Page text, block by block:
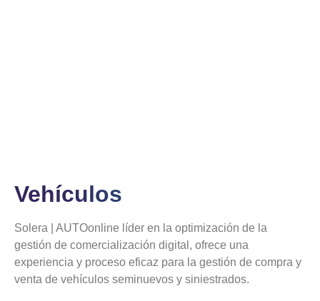
Vehículos
Solera | AUTOonline líder en la optimización de la
gestión de comercialización digital, ofrece una
experiencia y proceso eficaz para la gestión de compra y
venta de vehículos seminuevos y siniestrados.